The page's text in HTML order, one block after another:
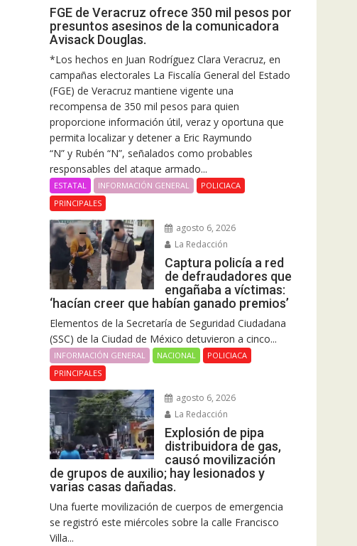
FGE de Veracruz ofrece 350 mil pesos por
presuntos asesinos de la comunicadora
Avisack Douglas.
*Los hechos en Juan Rodríguez Clara Veracruz, en
campañas electorales La Fiscalía General del Estado
(FGE) de Veracruz mantiene vigente una
recompensa de 350 mil pesos para quien
proporcione información útil, veraz y oportuna que
permita localizar y detener a Eric Raymundo
“N” y Rubén “N”, señalados como probables
responsables del ataque armado...
ESTATAL INFORMACIÓN GENERAL
POLICIACA
PRINCIPALES
agosto 6, 2026
La Redacción
Captura policía a red
de defraudadores que
engañaba a víctimas:
‘hacían creer que habían ganado premios’
Elementos de la Secretaría de Seguridad Ciudadana
(SSC) de la Ciudad de México detuvieron a cinco...
INFORMACIÓN GENERAL NACIONAL
POLICIACA
PRINCIPALES
agosto 6, 2026
La Redacción
Explosión de pipa
distribuidora de gas,
causó movilización
de grupos de auxilio; hay lesionados y
varias casas dañadas.
Una fuerte movilización de cuerpos de emergencia
se registró este miércoles sobre la calle Francisco
Villa...